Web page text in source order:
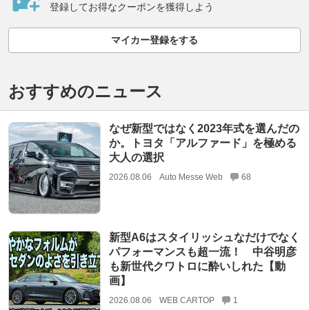
登録してお得なクーポンを獲得しよう
マイカー登録をする
おすすめのニュース
なぜ新型ではなく2023年式を選んだの
か。トヨタ「アルファード」を極める
大人の選択
2026.08.06 Auto Messe Web 68
新型A6はスタイリッシュなだけでなく
パフォーマンスも超一流！ 中谷明彦
も新世代クワトロに酔いしれた【動
画】
2026.08.06 WEB CARTOP 1